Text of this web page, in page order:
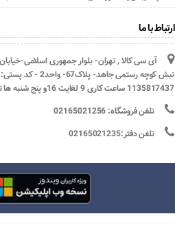
ارتباط با ما
آی سی کالا , تهران- بلوار جمهوری اسلامی-
نبش کوچه رستمی جاهد- پلاک67- واحد2 - کد پستی:
1135817437 ساعت کاری 9 لغایت 16و پنج شنبه ها تعطیل
تلفن فروشگاه: 02165021256
تلفن دفتر:02165021235